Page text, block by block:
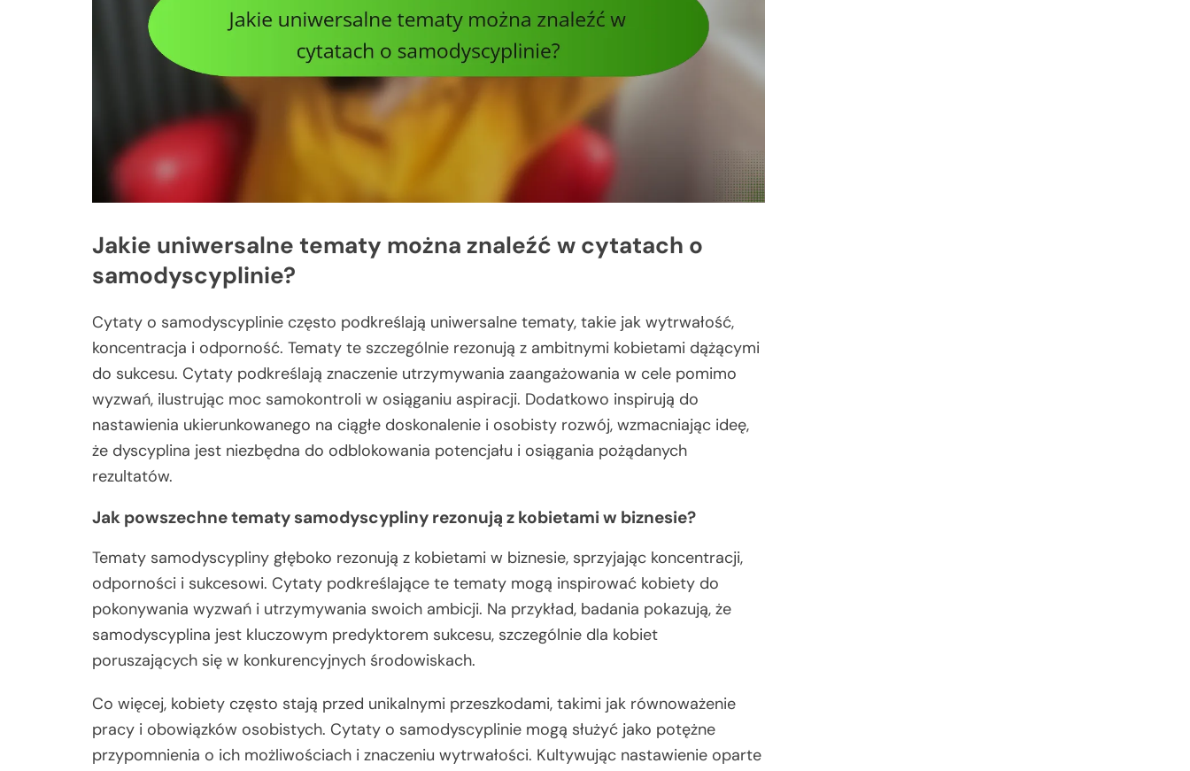
Jakie uniwersalne tematy można znaleźć w cytatach o
samodyscyplinie?
Cytaty o samodyscyplinie często podkreślają uniwersalne tematy, takie jak wytrwałość,
koncentracja i odporność. Tematy te szczególnie rezonują z ambitnymi kobietami dążącymi
do sukcesu. Cytaty podkreślają znaczenie utrzymywania zaangażowania w cele pomimo
wyzwań, ilustrując moc samokontroli w osiąganiu aspiracji. Dodatkowo inspirują do
nastawienia ukierunkowanego na ciągłe doskonalenie i osobisty rozwój, wzmacniając ideę,
że dyscyplina jest niezbędna do odblokowania potencjału i osiągania pożądanych
rezultatów.
Jak powszechne tematy samodyscypliny rezonują z kobietami w biznesie?
Tematy samodyscypliny głęboko rezonują z kobietami w biznesie, sprzyjając koncentracji,
odporności i sukcesowi. Cytaty podkreślające te tematy mogą inspirować kobiety do
pokonywania wyzwań i utrzymywania swoich ambicji. Na przykład, badania pokazują, że
samodyscyplina jest kluczowym predyktorem sukcesu, szczególnie dla kobiet
poruszających się w konkurencyjnych środowiskach.
Co więcej, kobiety często stają przed unikalnymi przeszkodami, takimi jak równoważenie
pracy i obowiązków osobistych. Cytaty o samodyscyplinie mogą służyć jako potężne
przypomnienia o ich możliwościach i znaczeniu wytrwałości. Kultywując nastawienie oparte